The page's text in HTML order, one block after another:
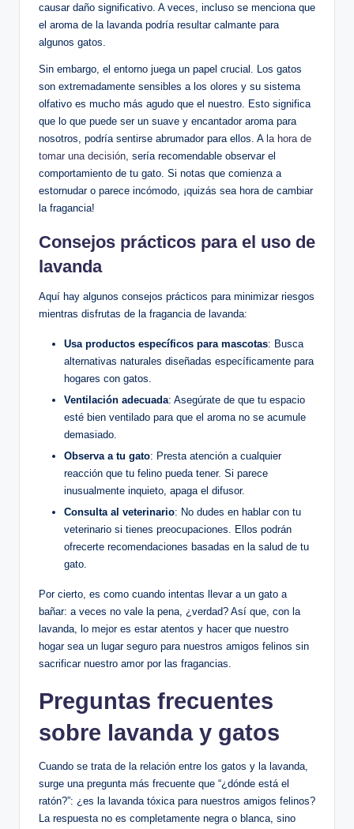
causar daño significativo. A veces, incluso se menciona que
el aroma de la lavanda podría resultar calmante para
algunos gatos.
Sin embargo, el entorno juega un papel crucial. Los gatos
son extremadamente sensibles a los olores y su sistema
olfativo es mucho más agudo que el nuestro. Esto significa
que lo que puede ser un suave y encantador aroma para
nosotros, podría sentirse abrumador para ellos. A la hora de
tomar una decisión , sería recomendable observar el
comportamiento de tu gato. Si notas que comienza a
estornudar o parece incómodo, ¡quizás sea hora de cambiar
la fragancia!
Consejos prácticos para el uso de
lavanda
Aquí hay algunos consejos prácticos para minimizar riesgos
mientras disfrutas de la fragancia de lavanda:
Usa productos específicos para mascotas: Busca
alternativas naturales diseñadas específicamente para
hogares con gatos.
Ventilación adecuada: Asegúrate de que tu espacio
esté bien ventilado para que el aroma no se acumule
demasiado.
Observa a tu gato: Presta atención a cualquier
reacción que tu felino pueda tener. Si parece
inusualmente inquieto, apaga el difusor.
Consulta al veterinario: No dudes en hablar con tu
veterinario si tienes preocupaciones. Ellos podrán
ofrecerte recomendaciones basadas en la salud de tu
gato.
Por cierto, es como cuando intentas llevar a un gato a
bañar: a veces no vale la pena, ¿verdad? Así que, con la
lavanda, lo mejor es estar atentos y hacer que nuestro
hogar sea un lugar seguro para nuestros amigos felinos sin
sacrificar nuestro amor por las fragancias.
Preguntas frecuentes
sobre lavanda y gatos
Cuando se trata de la relación entre los gatos y la lavanda,
surge una pregunta más frecuente que “¿dónde está el
ratón?”: ¿es la lavanda tóxica para nuestros amigos felinos?
La respuesta no es completamente negra o blanca, sino